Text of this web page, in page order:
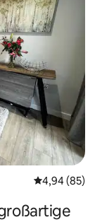
4,94 (85)